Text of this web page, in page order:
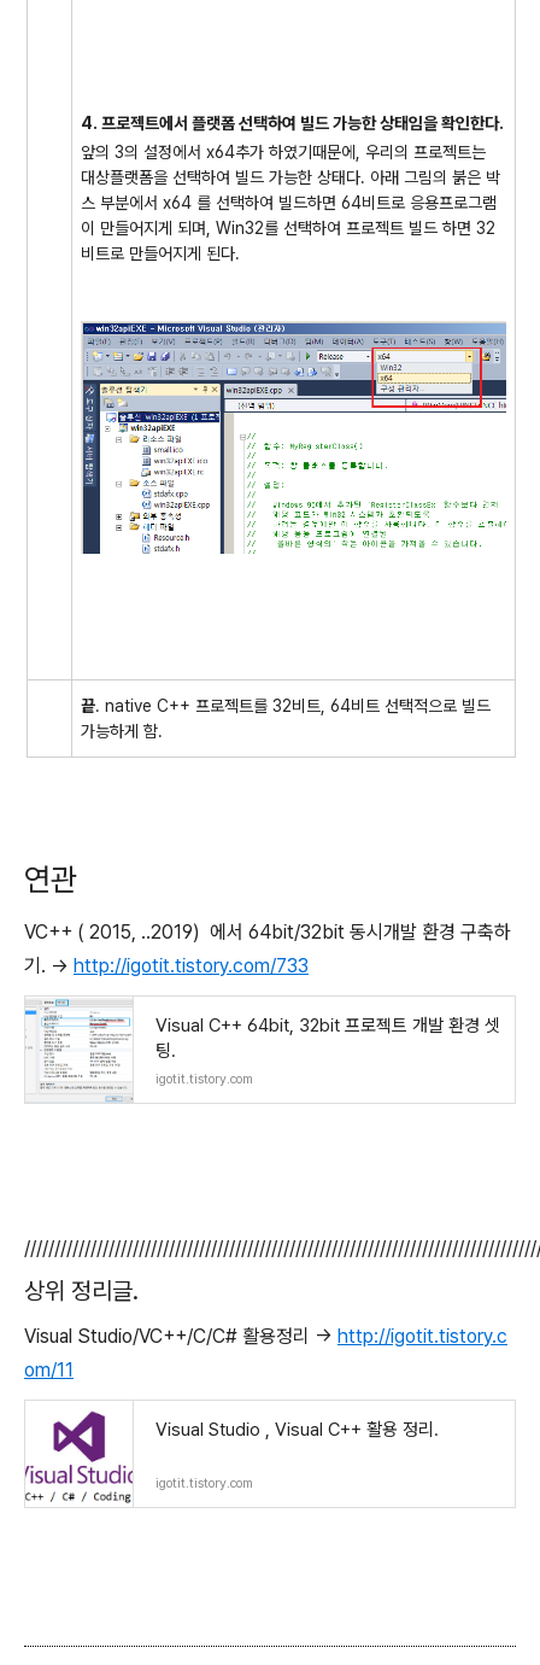
4. 프로젝트에서 플랫폼 선택하여 빌드 가능한 상태임을 확인한다.
앞의 3의 설정에서 x64추가 하였기때문에, 우리의 프로젝트는
대상플랫폼을 선택하여 빌드 가능한 상태다. 아래 그림의 붉은 박
스 부분에서 x64 를 선택하여 빌드하면 64비트로 응용프로그램
이 만들어지게 되며, Win32를 선택하여 프로젝트 빌드 하면 32
비트로 만들어지게 된다.
끝. native C++ 프로젝트를 32비트, 64비트 선택적으로 빌드
가능하게 함.
연관
VC++ ( 2015, ..2019) 에서 64bit/32bit 동시개발 환경 구축하
기. -> http://igotit.tistory.com/733
Visual C++ 64bit, 32bit 프로젝트 개발 환경 셋
팅.
igotit.tistory.com
상위 정리글.
Visual Studio/VC++/C/C# 활용정리 -> http://igotit.tistory.c
om/11
Visual Studio , Visual C++ 활용 정리.
igotit.tistory.com